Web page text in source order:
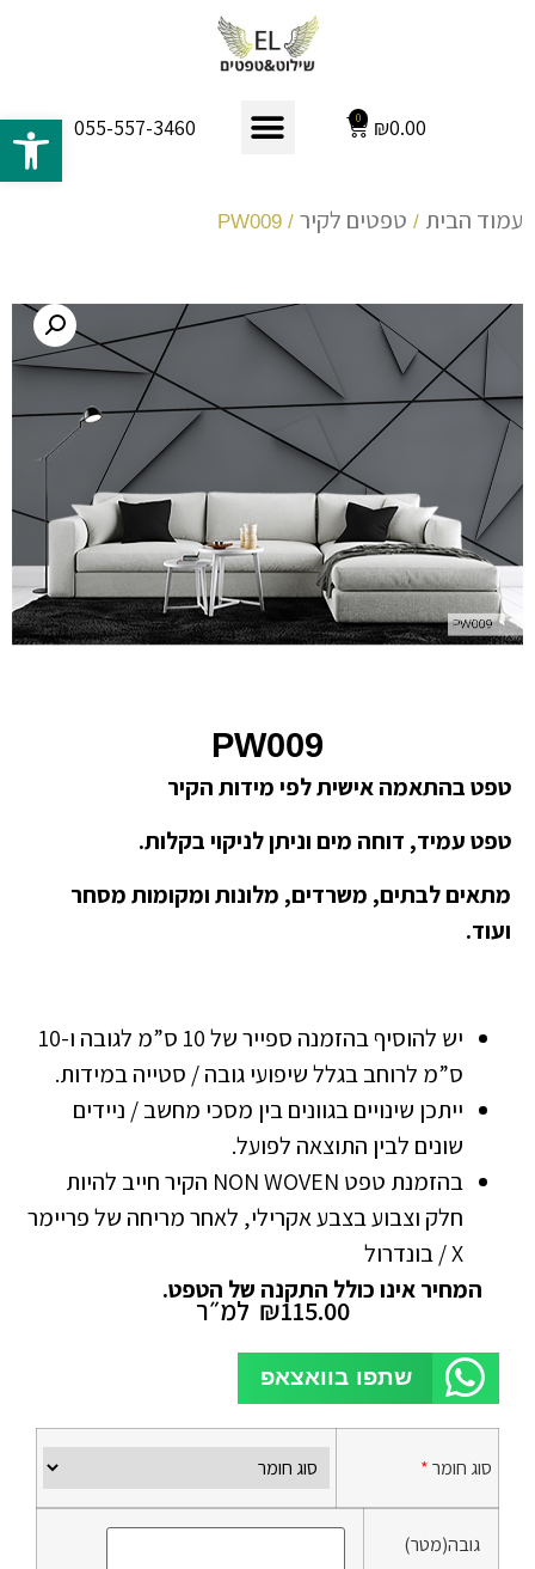
₪0.00
0
055-557-3460
עמוד הבית / טפטים לקיר / PW009
PW009
טפט בהתאמה אישית לפי מידות הקיר
טפט עמיד, דוחה מים וניתן לניקוי בקלות.
מתאים לבתים, משרדים, מלונות ומקומות מסחר
ועוד.
יש להוסיף בהזמנה ספייר של 10 ס”מ לגובה ו-10
ס”מ לרוחב בגלל שיפועי גובה / סטייה במידות.
ייתכן שינויים בגוונים בין מסכי מחשב / ניידים
שונים לבין התוצאה לפועל.
בהזמנת טפט NON WOVEN הקיר חייב להיות
חלק וצבוע בצבע אקרילי, לאחר מריחה של פריימר
X / בונדרול
המחיר אינו כולל התקנה של הטפט.
₪115.00 למ״ר
שתפו בוואצאפ
סוג חומר*
גובה(מטר)